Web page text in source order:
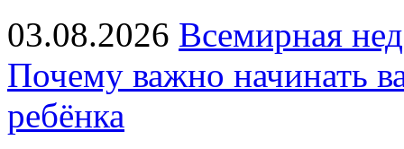
03.08.2026 Всемирная
Почему важно начинать
ребёнка